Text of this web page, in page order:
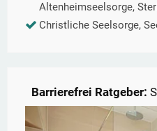
Altenheimseelsorge,
Christliche Seelsorge,
Barrierefrei Ratgeber: